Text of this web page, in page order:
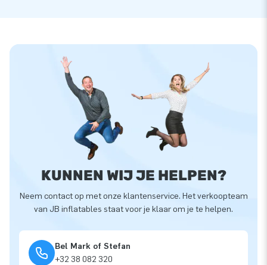
KUNNEN WIJ JE HELPEN?
Neem contact op met onze klantenservice. Het verkoopteam
van JB inflatables staat voor je klaar om je te helpen.
Bel Mark of Stefan
+32 38 082 320